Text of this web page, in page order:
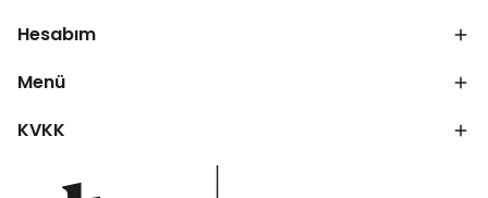
Hesabım
Menü
KVKK